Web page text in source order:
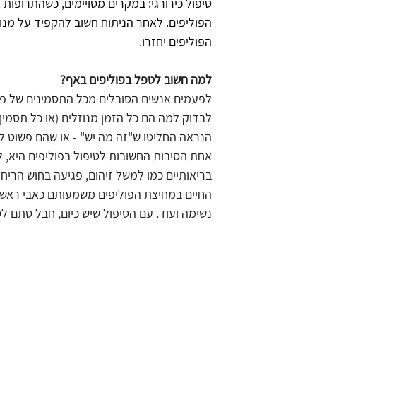
הפוליפים. לאחר הניתוח חשוב להקפיד על
הפוליפים יחזרו.
למה חשוב לטפל בפוליפים באף?
לפעמים אנשים הסובלים מכל התסמינים של
לבדוק למה הם כל הזמן מנוזלים (או כל
הנראה החליטו ש"זה מה יש" - או שהם פשוט
אחת הסיבות החשובות לטיפול בפוליפים היא,
בריאותיים כמו למשל זיהום, פגיעה בחוש
החיים במחיצת הפוליפים משמעותם כאבי
נשימה ועוד. עם הטיפול שיש כיום, חבל סתם